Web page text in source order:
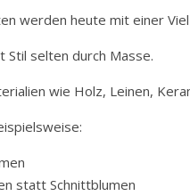
werden heute mit einer
Stil selten durch Masse.
wie Holz, Leinen,
statt Schnittblumen